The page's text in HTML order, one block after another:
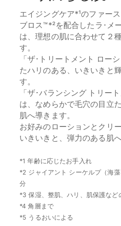
15mL 30mL 60mL
THE MOISTURIZING SOFT
ザ･モイスチャライジング ソ
やわらかなテクスチャーがな
美しさが満ちていく。しなや
税込
ショッピングバッグに追加
エイジングケア*¹のファー
ブロス™*²を配合したラ･メ
は、理想の肌に合わせて２
す。
「ザ･トリートメント ロー
たハリのある、いきいきと
す。
「ザ･バランシング トリー
は、なめらかで毛穴の目立
肌へ導きます。
お好みのローションとクリ
いきいきと、弾力のある肌へ
*1 年齢に応じたお手入れ
*2 ジャイアント シーケルプ（海
分
*3 保湿、整肌、ハリ、肌保護など
*4 角層まで
*5 うるおいによる